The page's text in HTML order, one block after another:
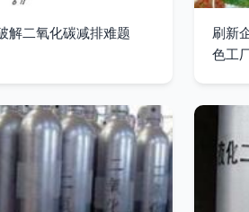
解二氧化碳减排难题
刷新
色工